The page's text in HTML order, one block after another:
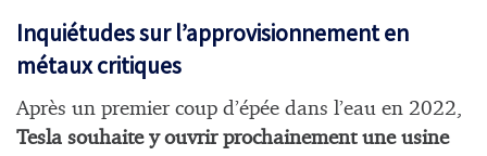
Inquiétudes sur l’approvisionnement en
métaux critiques
Après un premier coup d’épée dans l’eau en 2022,
Tesla souhaite y ouvrir prochainement une usine